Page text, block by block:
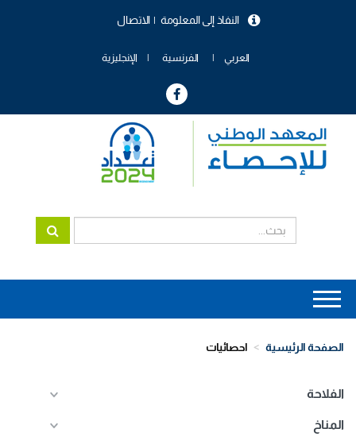
الاتصال النفاذ إلى المعلومة
العربي الفرنسية الإنجليزية
Main
navigation
الصفحة الرئيسية احصائيات
الفلاحة
المناخ